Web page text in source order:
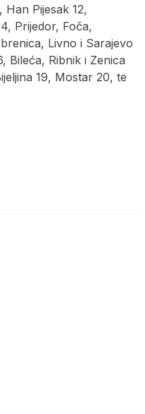
Han Pijesak 12,
Prijedor, Foča,
Livno i Sarajevo
Bileća, Ribnik i Zenica
19, Mostar 20, te